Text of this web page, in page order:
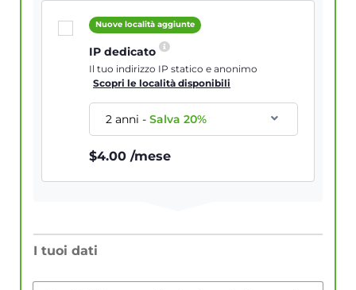
Nuove località aggiunte
IP dedicato
Il tuo indirizzo IP statico e anonimo
Scopri le località disponibili
2 anni-Salva20%
$4.00 /mese
I tuoi dati